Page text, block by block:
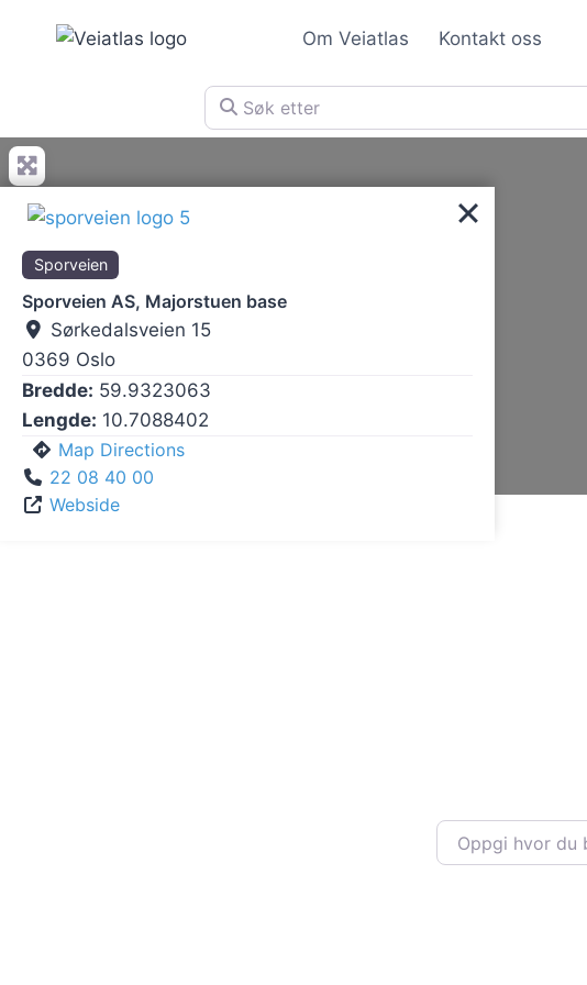
Om Veiatlas Kontakt oss
Søk etter
Oppgi hvor du bor
Sporveien
Sporveien AS, Majorstuen base
Sørkedalsveien 15
0369 Oslo
Bredde: 59.9323063
Lengde: 10.7088402
Map Directions
22 08 40 00
Webside